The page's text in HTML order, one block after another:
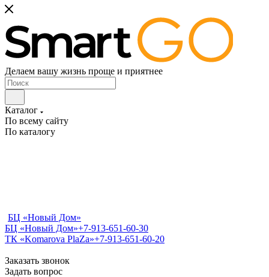
Делаем вашу жизнь проще и приятнее
Каталог
По всему сайту
По каталогу
БЦ «Новый Дом»
БЦ «Новый Дом»+7-913-651-60-30
ТК «Komarova PlaZa»+7-913-651-60-20
Заказать звонок
Задать вопрос